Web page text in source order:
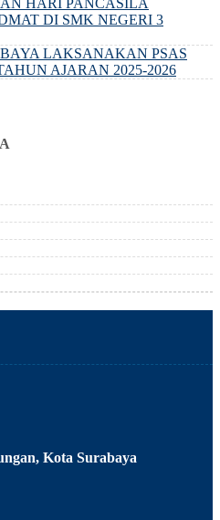
HARI PANCASILA
DI SMK NEGERI 3
LAKSANAKAN PSAS
AJARAN 2025-2026
Kota Surabaya